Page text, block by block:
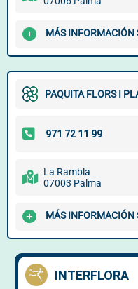
MÁS INFORMACIÓN
PAQUITA FLORS I
La Rambla
07003 Palma
MÁS INFORMACIÓN